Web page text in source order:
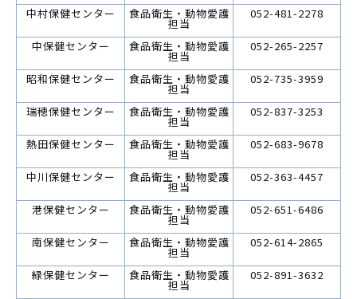
中村保健センター 食品衛生・動物愛護
担当
052-481-2278
中保健センター 食品衛生・動物愛護
担当
052-265-2257
昭和保健センター 食品衛生・動物愛護
担当
052-735-3959
瑞穂保健センター 食品衛生・動物愛護
担当
052-837-3253
熱田保健センター 食品衛生・動物愛護
担当
052-683-9678
中川保健センター 食品衛生・動物愛護
担当
052-363-4457
港保健センター 食品衛生・動物愛護
担当
052-651-6486
南保健センター 食品衛生・動物愛護
担当
052-614-2865
緑保健センター 食品衛生・動物愛護
担当
052-891-3632